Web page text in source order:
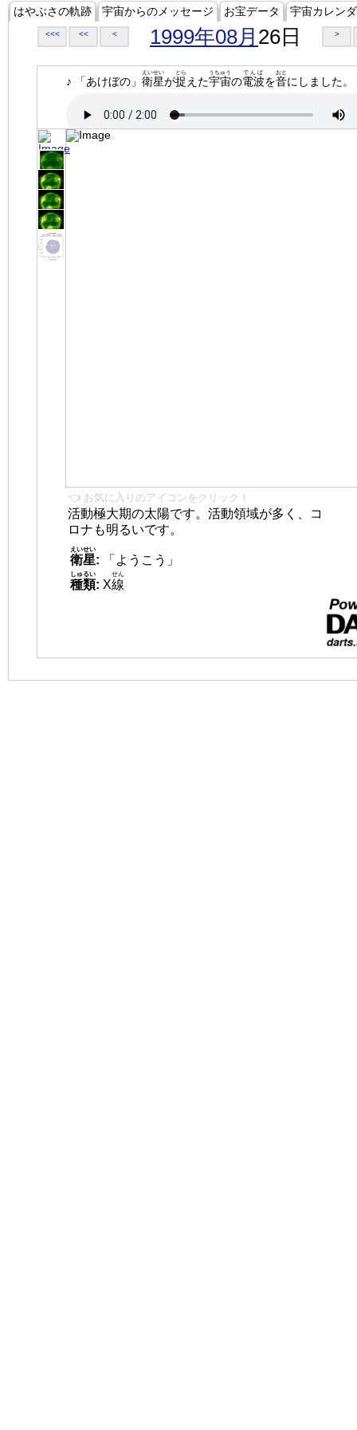
はやぶさの軌跡 宇宙からのメッセージ お宝データ 宇宙カレン
<<< << < 1999年08月 26日 >
♪ 「あけぼの」 衛星
えいせい
が捉
とら
えた宇宙
うちゅう
の電波
でんぱ
を音
おと
にしました。
👈 お気に入りのアイコンをクリック！
活動極大期の太陽です。活動領域が多く、コ
ロナも明るいです。
衛星
えいせい
:
「ようこう」
種類
しゅるい
: X線
せん